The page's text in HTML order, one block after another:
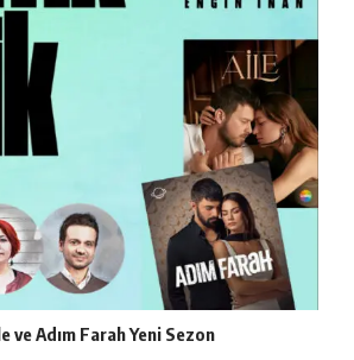
ve Adım Farah Yeni Sezon